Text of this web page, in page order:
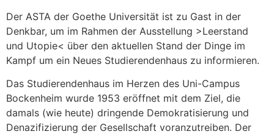
Der ASTA der Goethe Universität ist zu Gast in der
Denkbar, um im Rahmen der Ausstellung >Leerstand
und Utopie< über den aktuellen Stand der Dinge im
Kampf um ein Neues Studierendenhaus zu informieren.
Das Studierendenhaus im Herzen des Uni-Campus
Bockenheim wurde 1953 eröffnet mit dem Ziel, die
damals (wie heute) dringende Demokratisierung und
Denazifizierung der Gesellschaft voranzutreiben. Der